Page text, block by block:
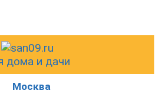
дома и дачи
Москва